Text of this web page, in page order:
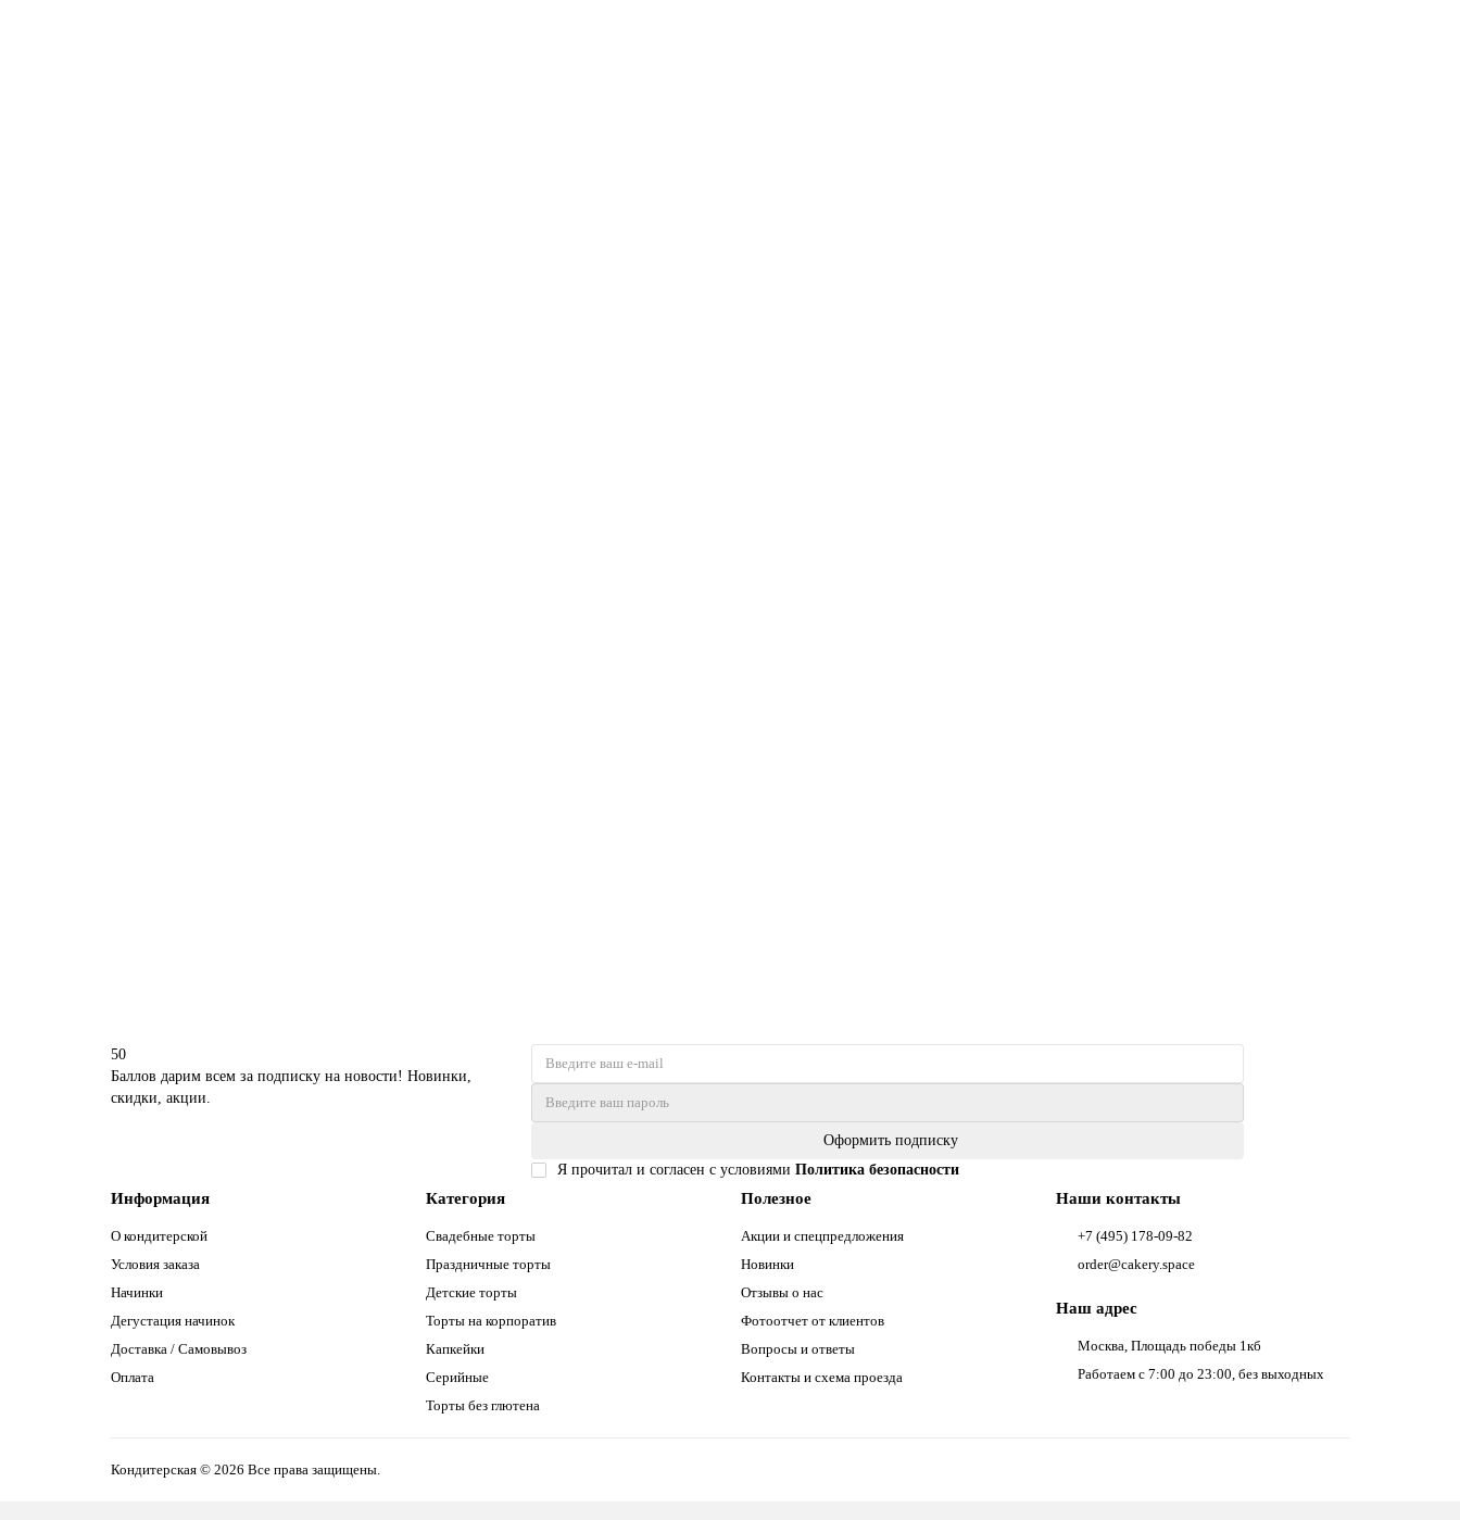
50
Баллов дарим всем за подписку на новости! Новинки,
скидки, акции.
Оформить подписку
Я прочитал и согласен с условиями Политика безопасности
Информация
О кондитерской
Условия заказа
Начинки
Дегустация начинок
Доставка / Самовывоз
Оплата
Категория
Свадебные торты
Праздничные торты
Детские торты
Торты на корпоратив
Капкейки
Серийные
Торты без глютена
Полезное
Акции и спецпредложения
Новинки
Отзывы о нас
Фотоотчет от клиентов
Вопросы и ответы
Контакты и схема проезда
Наши контакты
+7 (495) 178-09-82
order@cakery.space
Наш адрес
Москва, Площадь победы 1кб
Работаем с 7:00 до 23:00, без выходных
Кондитерская © 2026 Все права защищены.